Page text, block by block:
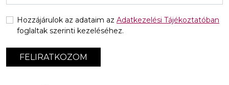
FELIRATKOZOM
Hozzájárulok az adataim az Adatkezelési Tájékoztatóban
foglaltak szerinti kezeléséhez.